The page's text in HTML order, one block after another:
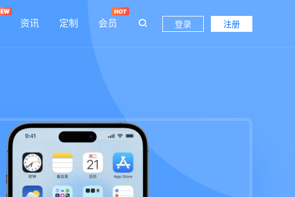
资讯 定制 会员 登录 注册